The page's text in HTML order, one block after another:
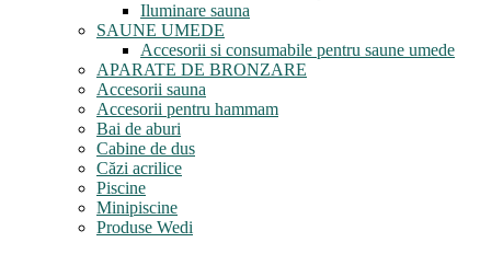
Iluminare sauna
SAUNE UMEDE
Accesorii si consumabile pentru saune umede
APARATE DE BRONZARE
Accesorii sauna
Accesorii pentru hammam
Bai de aburi
Cabine de dus
Căzi acrilice
Piscine
Minipiscine
Produse Wedi